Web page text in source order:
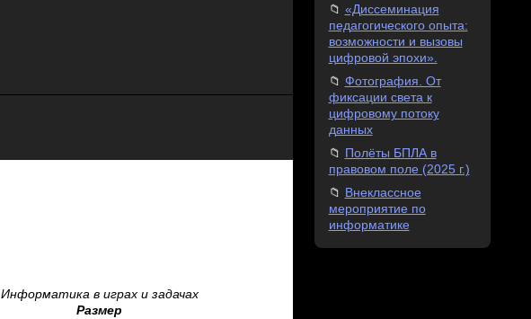
Информатика в играх и задачах
Размер
«Диссеминация
педагогического опыта:
возможности и вызовы
цифровой эпохи».
Фотография. От
фиксации света к
цифровому потоку
данных
Полёты БПЛА в
правовом поле (2025 г.)
Внеклассное
мероприятие по
информатике